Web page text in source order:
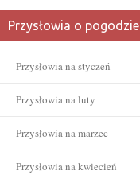
Przysłowia o pogodzie
Przysłowia na styczeń
Przysłowia na luty
Przysłowia na marzec
Przysłowia na kwiecień